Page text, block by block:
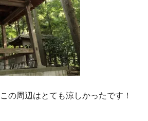
の周辺はとても涼しかったです！